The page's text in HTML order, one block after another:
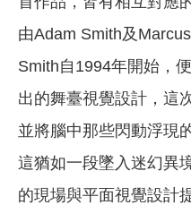
由Adam Smith及
Smith自1994年開始，
出的舞臺視覺設計，這
並將腦中那些閃動浮現
這猶如一段墜入迷幻異
的現場與平面視覺設計